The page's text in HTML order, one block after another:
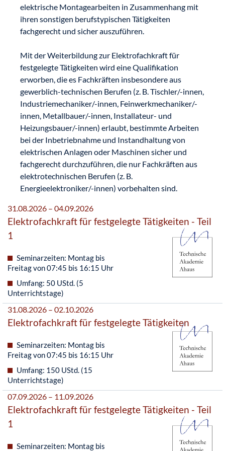
elektrische Montagearbeiten in Zusammenhang mit
ihren sonstigen berufstypischen Tätigkeiten
fachgerecht und sicher auszuführen.
Mit der Weiterbildung zur Elektrofachkraft für
festgelegte Tätigkeiten wird eine Qualifikation
erworben, die es Fachkräften insbesondere aus
gewerblich-technischen Berufen (z. B. Tischler/-innen,
Industriemechaniker/-innen, Feinwerkmechaniker/-
innen, Metallbauer/-innen, Installateur- und
Heizungsbauer/-innen) erlaubt, bestimmte Arbeiten
bei der Inbetriebnahme und Instandhaltung von
elektrischen Anlagen oder Maschinen sicher und
fachgerecht durchzuführen, die nur Fachkräften aus
elektrotechnischen Berufen (z. B.
Energieelektroniker/-innen) vorbehalten sind.
31.08.2026 – 04.09.2026
Elektrofachkraft für festgelegte Tätigkeiten - Teil
1
Seminarzeiten: Montag bis
Freitag von 07:45 bis 16:15 Uhr
Umfang: 50 UStd. (5
Unterrichtstage)
31.08.2026 – 02.10.2026
Elektrofachkraft für festgelegte Tätigkeiten
Seminarzeiten: Montag bis
Freitag von 07:45 bis 16:15 Uhr
Umfang: 150 UStd. (15
Unterrichtstage)
07.09.2026 – 11.09.2026
Elektrofachkraft für festgelegte Tätigkeiten - Teil
1
Seminarzeiten: Montag bis